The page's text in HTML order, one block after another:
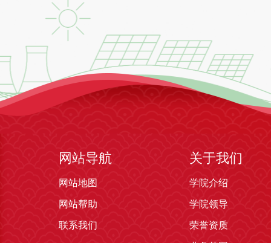
网站导航
网站地图
网站帮助
联系我们
关于我们
学院介绍
学院领导
荣誉资质